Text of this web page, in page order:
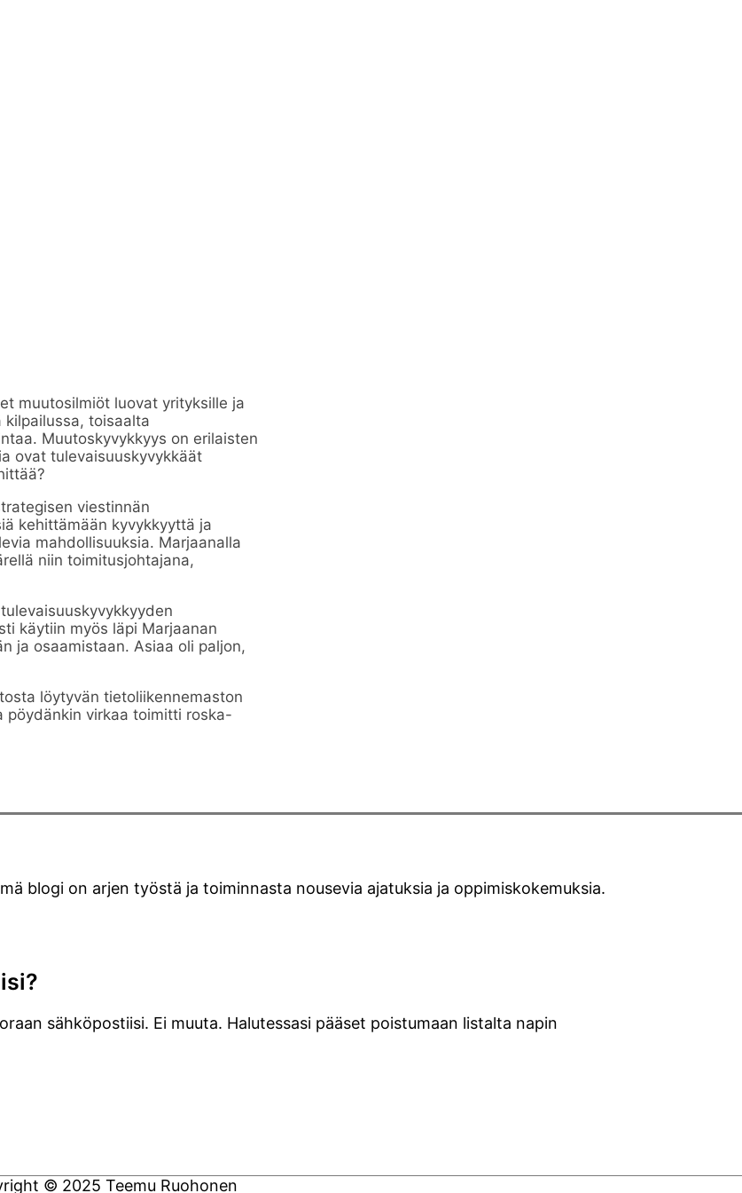
muutosilmiöt luovat yrityksille ja
toisaalta
Muutoskyvykkyys on erilaisten
ovat tulevaisuuskyvykkäät
viestinnän
kehittämään kyvykkyyttä ja
mahdollisuuksia. Marjaanalla
niin toimitusjohtajana,
käytiin myös läpi Marjaanan
ja osaamistaan. Asiaa oli paljon,
löytyvän tietoliikennemaston
pöydänkin virkaa toimitti roska-
blogi on arjen työstä ja toiminnasta nousevia ajatuksia ja oppimiskokemuksia.
sähköpostiisi. Ei muuta. Halutessasi pääset poistumaan listalta napin
© 2025 Teemu Ruohonen